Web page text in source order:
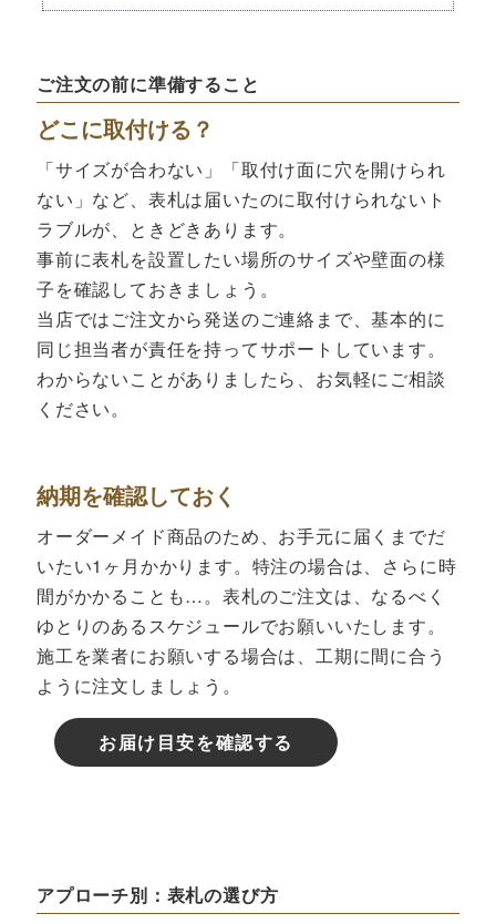
ご注文の前に準備すること
どこに取付ける？
「サイズが合わない」「取付け面に穴を開けられ
ない」など、表札は届いたのに取付けられないト
ラブルが、ときどきあります。
事前に表札を設置したい場所のサイズや壁面の様
子を確認しておきましょう。
当店ではご注文から発送のご連絡まで、基本的に
同じ担当者が責任を持ってサポートしています。
わからないことがありましたら、お気軽にご相談
ください。
納期を確認しておく
オーダーメイド商品のため、お手元に届くまでだ
いたい1ヶ月かかります。特注の場合は、さらに時
間がかかることも…。表札のご注文は、なるべく
ゆとりのあるスケジュールでお願いいたします。
施工を業者にお願いする場合は、工期に間に合う
ように注文しましょう。
お届け目安を確認する
アプローチ別：表札の選び方